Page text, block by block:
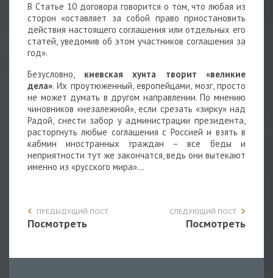
В Статье 10 договора говорится о том, что любая из
сторон «оставляет за собой право приостановить
действия настоящего соглашения или отдельных его
статей, уведомив об этом участников соглашения за
год».
Безусловно, киевская хунта творит «великие
дела». Их проутюженный, европейцами, мозг, просто
не может думать в другом направлении. По мнению
чиновников «незалежной», если срезать «зирку» над
Радой, снести забор у администрации президента,
расторгнуть любые соглашения с Россией и взять в
кабмин иностранных граждан – все беды и
неприятности тут же закончатся, ведь они вытекают
именно из «русского мира»…
ПРЕДЫДУЩИЙ ПОСТ
Посмотреть
СЛЕДУЮЩИЙ ПОСТ
Посмотреть